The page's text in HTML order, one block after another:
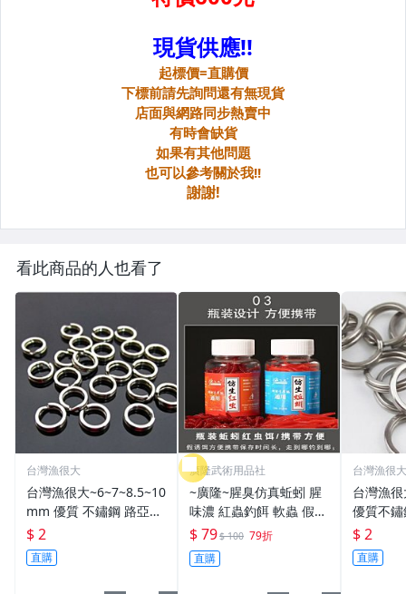
看此商品的人也看了
台灣漁很大
台灣漁很大~6~7~8.5~10
mm 優質 不鏽鋼 路亞環
S型開口 扁平 打扁 打平
$ 2
直購
廣隆武術用品社
~廣隆~腥臭仿真蚯蚓 腥
味濃 紅蟲釣餌 軟蟲 假蚯
蚓 海魚餌 紅蟲 路亞餌
假餌 誘餌 仿生餌 擬餌
路亞軟餌
$ 79$ 100 79折
直購
台灣漁很大
台灣漁
優質不
平 打扁 打平
雙環 路亞
路亞環
$ 2
直購